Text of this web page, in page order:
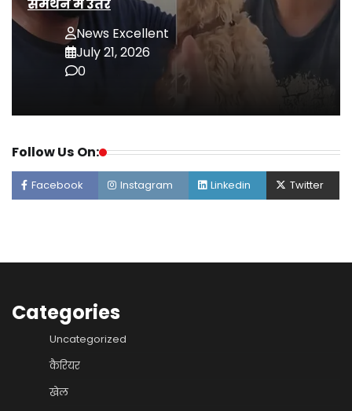
समर्थन में उतरे
News Excellent
July 21, 2026
0
Follow Us On:
Facebook Instagram Linkedin Twitter
Categories
Uncategorized
कैरियर
खेल